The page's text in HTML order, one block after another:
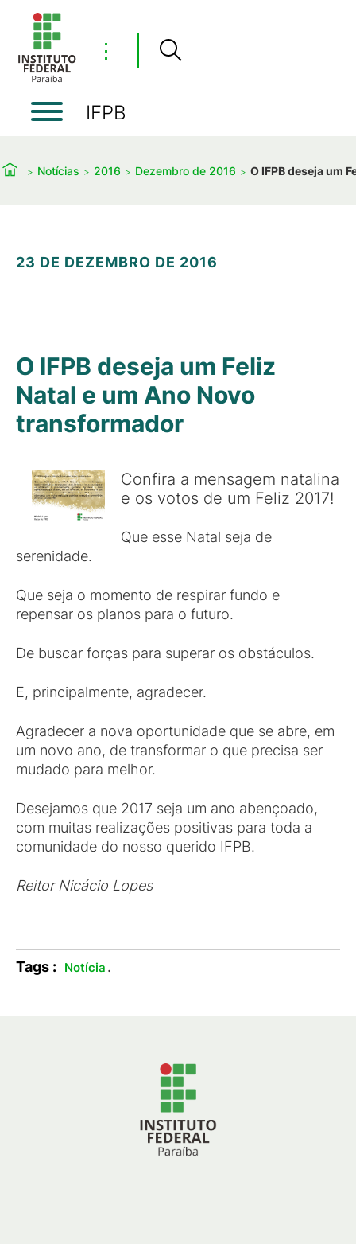
⋮
IFPB
Notícias 2016 Dezembro de 2016 O IFPB deseja um
23 DE DEZEMBRO DE 2016
O IFPB deseja um Feliz
Natal e um Ano Novo
transformador
Confira a mensagem natalina
e os votos de um Feliz 2017!
Que esse Natal seja de
serenidade.
Que seja o momento de respirar fundo e
repensar os planos para o futuro.
De buscar forças para superar os obstáculos.
E, principalmente, agradecer.
Agradecer a nova oportunidade que se abre, em
um novo ano, de transformar o que precisa ser
mudado para melhor.
Desejamos que 2017 seja um ano abençoado,
com muitas realizações positivas para toda a
comunidade do nosso querido IFPB.
Reitor Nicácio Lopes
Tags : Notícia .